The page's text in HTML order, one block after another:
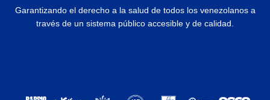
Garantizando el derecho a la salud de todos los venezolanos a
través de un sistema público accesible y de calidad.